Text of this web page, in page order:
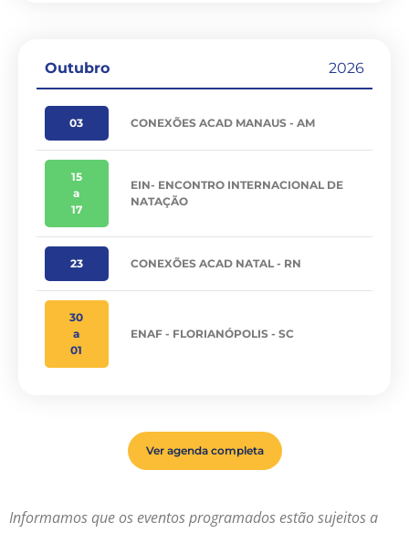
Outubro 2026
03 CONEXÕES ACAD MANAUS - AM
15
a
17
EIN- ENCONTRO INTERNACIONAL DE
NATAÇÃO
23 CONEXÕES ACAD NATAL - RN
30
a
01
ENAF - FLORIANÓPOLIS - SC
Ver agenda completa
Informamos que os eventos programados estão sujeitos a